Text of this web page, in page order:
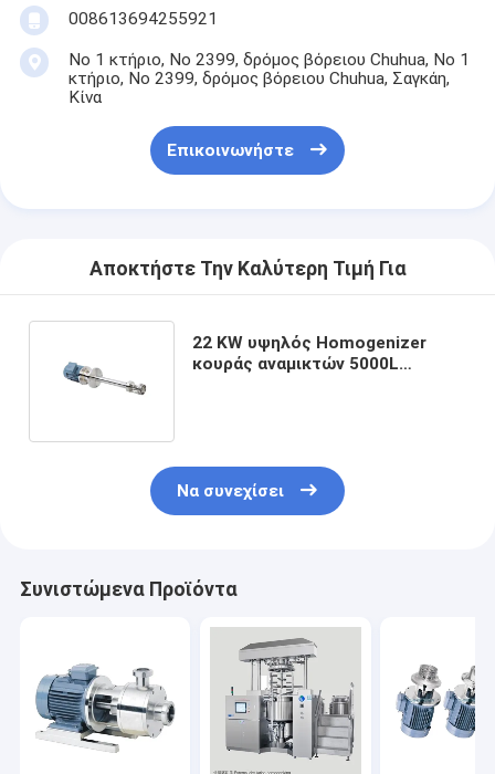
008613694255921
Νο 1 κτήριο, Νο 2399, δρόμος βόρειου Chuhua, Νο 1
κτήριο, Νο 2399, δρόμος βόρειου Chuhua, Σαγκάη,
Κίνα
Επικοινωνήστε
Αποκτήστε Την Καλύτερη Τιμή Για
22 KW υψηλός Homogenizer
κουράς αναμικτών 5000L
Να συνεχίσει
Συνιστώμενα Προϊόντα